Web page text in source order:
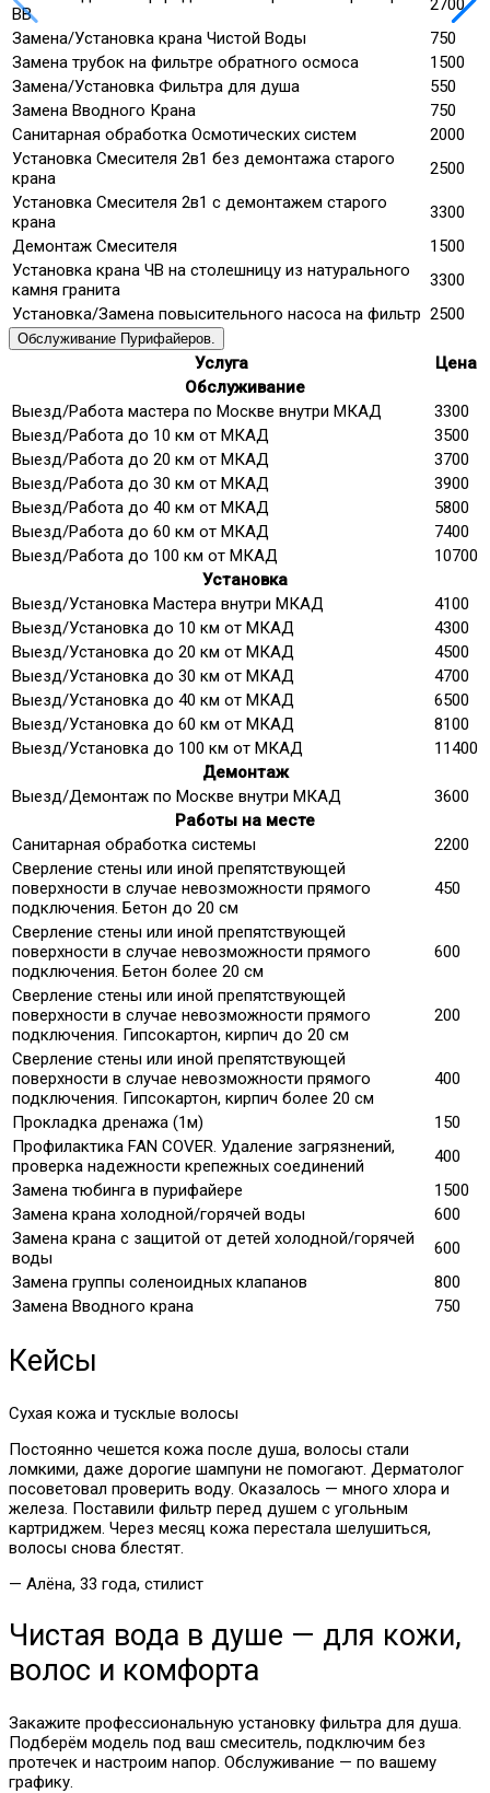
ВВ
2700
Замена/Установка крана Чистой Воды
750
Замена трубок на фильтре обратного осмоса
1500
Замена/Установка Фильтра для душа
550
Замена Вводного Крана
750
Санитарная обработка Осмотических систем
2000
Установка Смесителя 2в1 без демонтажа старого
крана
2500
Установка Смесителя 2в1 с демонтажем старого
крана
3300
Демонтаж Смесителя
1500
Установка крана ЧВ на столешницу из натурального
камня гранита
3300
Установка/Замена повысительного насоса на фильтр 2500
Обслуживание Пурифайеров.
Услуга
Цена
Обслуживание
Выезд/Работа мастера по Москве внутри МКАД
3300
Выезд/Работа до 10 км от МКАД
3500
Выезд/Работа до 20 км от МКАД
3700
Выезд/Работа до 30 км от МКАД
3900
Выезд/Работа до 40 км от МКАД
5800
Выезд/Работа до 60 км от МКАД
7400
Выезд/Работа до 100 км от МКАД
10700
Установка
Выезд/Установка Мастера внутри МКАД
4100
Выезд/Установка до 10 км от МКАД
4300
Выезд/Установка до 20 км от МКАД
4500
Выезд/Установка до 30 км от МКАД
4700
Выезд/Установка до 40 км от МКАД
6500
Выезд/Установка до 60 км от МКАД
8100
Выезд/Установка до 100 км от МКАД
11400
Демонтаж
Выезд/Демонтаж по Москве внутри МКАД
3600
Работы на месте
Санитарная обработка системы
2200
Сверление стены или иной препятствующей
поверхности в случае невозможности прямого
подключения. Бетон до 20 см
450
Сверление стены или иной препятствующей
поверхности в случае невозможности прямого
подключения. Бетон более 20 см
600
Сверление стены или иной препятствующей
поверхности в случае невозможности прямого
подключения. Гипсокартон, кирпич до 20 см
200
Сверление стены или иной препятствующей
поверхности в случае невозможности прямого
подключения. Гипсокартон, кирпич более 20 см
400
Прокладка дренажа (1м)
150
Профилактика FAN COVER. Удаление загрязнений,
проверка надежности крепежных соединений
400
Замена тюбинга в пурифайере
1500
Замена крана холодной/горячей воды
600
Замена крана с защитой от детей холодной/горячей
воды
600
Замена группы соленоидных клапанов
800
Замена Вводного крана
750
Кейсы
Сухая кожа и тусклые волосы
Постоянно чешется кожа после душа, волосы стали
ломкими, даже дорогие шампуни не помогают. Дерматолог
посоветовал проверить воду. Оказалось — много хлора и
железа. Поставили фильтр перед душем с угольным
картриджем. Через месяц кожа перестала шелушиться,
волосы снова блестят.
— Алёна, 33 года, стилист
Чистая вода в душе — для кожи,
волос и комфорта
Закажите профессиональную установку фильтра для душа.
Подберём модель под ваш смеситель, подключим без
протечек и настроим напор. Обслуживание — по вашему
графику.